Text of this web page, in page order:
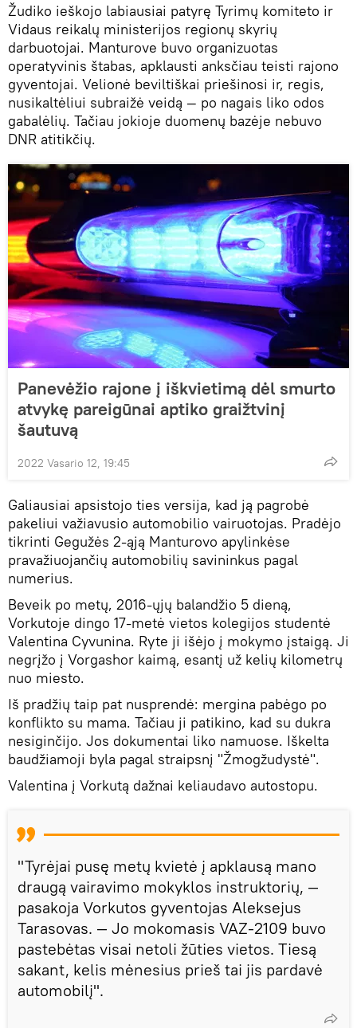
Žudiko ieškojo labiausiai patyrę Tyrimų komiteto ir
Vidaus reikalų ministerijos regionų skyrių
darbuotojai. Manturove buvo organizuotas
operatyvinis štabas, apklausti anksčiau teisti rajono
gyventojai. Velionė beviltiškai priešinosi ir, regis,
nusikaltėliui subraižė veidą — po nagais liko odos
gabalėlių. Tačiau jokioje duomenų bazėje nebuvo
DNR atitikčių.
Panevėžio rajone į iškvietimą dėl smurto
atvykę pareigūnai aptiko graižtvinį
šautuvą
2022 Vasario 12, 19:45
Galiausiai apsistojo ties versija, kad ją pagrobė
pakeliui važiavusio automobilio vairuotojas. Pradėjo
tikrinti Gegužės 2-ąją Manturovo apylinkėse
pravažiuojančių automobilių savininkus pagal
numerius.
Beveik po metų, 2016-ųjų balandžio 5 dieną,
Vorkutoje dingo 17-metė vietos kolegijos studentė
Valentina Cyvunina. Ryte ji išėjo į mokymo įstaigą. Ji
negrįžo į Vorgashor kaimą, esantį už kelių kilometrų
nuo miesto.
Iš pradžių taip pat nusprendė: mergina pabėgo po
konflikto su mama. Tačiau ji patikino, kad su dukra
nesiginčijo. Jos dokumentai liko namuose. Iškelta
baudžiamoji byla pagal straipsnį "Žmogžudystė".
Valentina į Vorkutą dažnai keliaudavo autostopu.
"Tyrėjai pusę metų kvietė į apklausą mano
draugą vairavimo mokyklos instruktorių, —
pasakoja Vorkutos gyventojas Aleksejus
Tarasovas. — Jo mokomasis VAZ-2109 buvo
pastebėtas visai netoli žūties vietos. Tiesą
sakant, kelis mėnesius prieš tai jis pardavė
automobilį".